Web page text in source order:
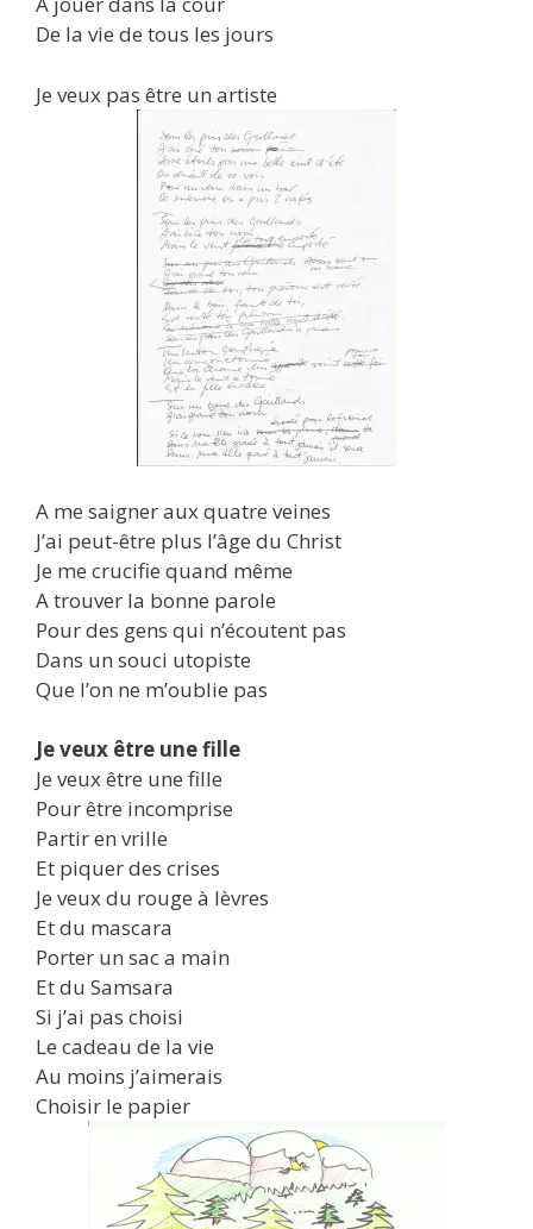
De la vie de tous les jours
Je veux pas être un artiste
A me saigner aux quatre veines
J’ai peut-être plus l’âge du Christ
Je me crucifie quand même
A trouver la bonne parole
Pour des gens qui n’écoutent pas
Dans un souci utopiste
Que l’on ne m’oublie pas
Je veux être une fille
Je veux être une fille
Pour être incomprise
Partir en vrille
Et piquer des crises
Je veux du rouge à lèvres
Et du mascara
Porter un sac a main
Et du Samsara
Si j’ai pas choisi
Le cadeau de la vie
Au moins j’aimerais
Choisir le papier